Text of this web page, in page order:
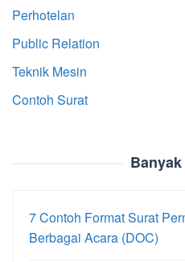
Perhotelan
Public Relation
Teknik Mesin
Contoh Surat
7 Contoh Format Surat
Berbagai Acara (DOC)